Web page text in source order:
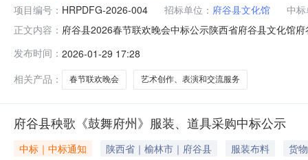
项目编号： HRPDFG-2026-004 招标单位： 府谷县文化馆
中
正文内容： 府谷县2026春节联欢晚会中标公示陕西省府谷县文化馆
的信息合同包1(府谷县2026春节联欢晚会):服务类（陕
发布时间： 2026-01-29 17:28
相关产品：
春节联欢晚会 艺术创作、表演和交流服务
府谷县秧歌《鼓舞府州》服装、道具采购中标公示
中标｜中标通知 陕西省｜榆林市｜府谷县 服装布料
货物